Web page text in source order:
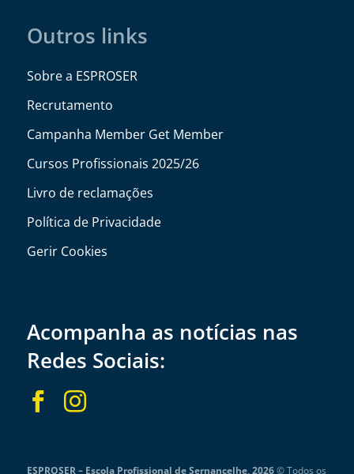
Outros links
Sobre a ESPROSER
Recrutamento
Campanha Member Get Member
Cursos Profissionais 2025/26
Livro de reclamações
Política de Privacidade
Gerir Cookies
Acompanha as notícias nas
Redes Sociais:
 
ESPROSER – Escola Profissional de Sernancelhe, 2026© Todos os